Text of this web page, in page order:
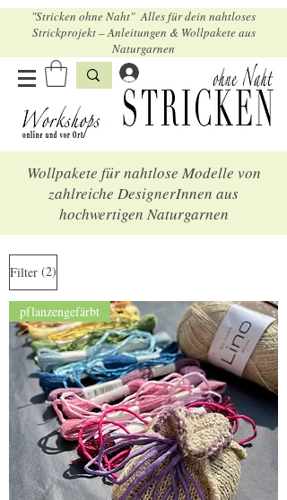
"Stricken ohne Naht" Alles für dein nahtloses
Strickprojekt – Anleitungen & Wollpakete aus
Naturgarnen
Wollpakete für nahtlose Modelle von
zahlreiche DesignerInnen aus
hochwertigen Naturgarnen
Filter (2)
pflanzengefärbt